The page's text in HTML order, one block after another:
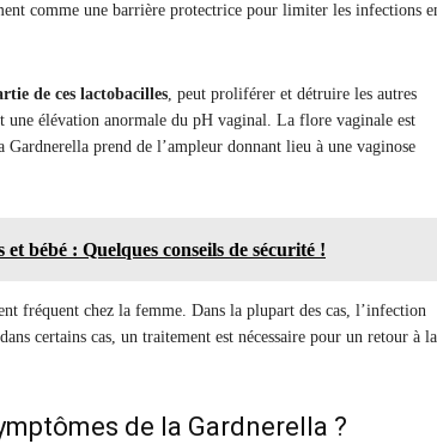
comme une barrière protectrice pour limiter les infections
de ces lactobacilles, peut proliférer et détruire les autres
une élévation anormale du pH vaginal. La flore vaginale est
Gardnerella prend de l’ampleur donnant lieu à une vaginose
bébé : Quelques conseils de sécurité !
fréquent chez la femme. Dans la plupart des cas, l’infection
certains cas, un traitement est nécessaire pour un retour à la
de la Gardnerella ?